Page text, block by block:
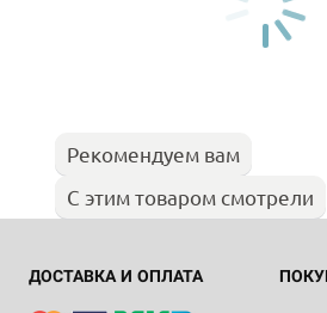
Рекомендуем вам
С этим товаром смотрели
ДОСТАВКА И ОПЛАТА